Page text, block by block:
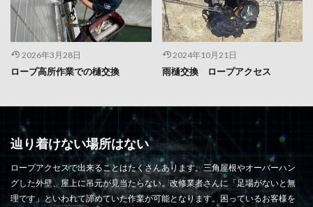
2026年3月28日
ロープ高所作業での樋交換
2024年10月21日
雨樋交換 ロープアクセス
辿り着けない場所はない
ロープアクセスで出来ることはたくさんあります。三角屋根やオーバーハン
グした外壁、屋上に吊元が見当たらない。改修業者さんに「足場がないと無
理です」といわれて諦めていた作業が可能となります。困っているお客様を